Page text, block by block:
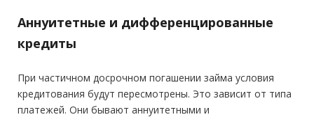
Аннуитетные и дифференцированные
кредиты
При частичном досрочном погашении займа условия
кредитования будут пересмотрены. Это зависит от типа
платежей. Они бывают аннуитетными и